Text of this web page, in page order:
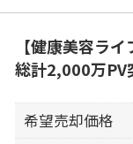
【健康美容ラ
総計2,000万PV
希望売却価格